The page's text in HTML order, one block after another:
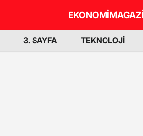
EKONOMİ
3. SAYFA TEKNOLOJİ